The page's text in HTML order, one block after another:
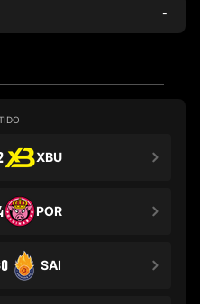
XBU
POR
0 SAI
-